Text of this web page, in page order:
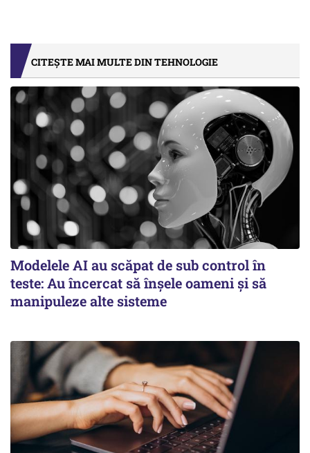
CITEȘTE MAI MULTE DIN TEHNOLOGIE
Modelele AI au scăpat de sub control în
teste: Au încercat să înșele oameni și să
manipuleze alte sisteme